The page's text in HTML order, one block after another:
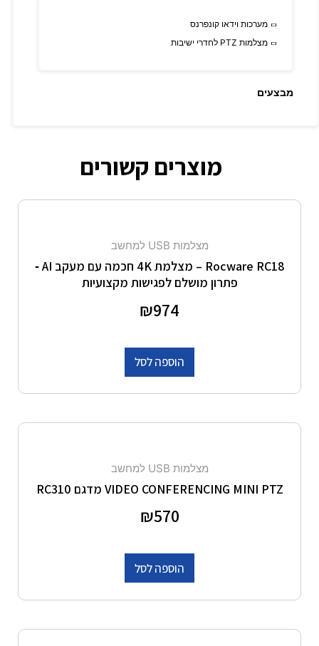
מערכות וידאו קונפרנס
מצלמות PTZ לחדרי ישיבות
מבצעים
מוצרים קשורים
מצלמות USB למחשב
Rocware RC18 – מצלמת 4K חכמה עם מעקב AI ‑
פתרון מושלם לפגישות מקצועיות
₪974
הוספה לסל
מצלמות USB למחשב
VIDEO CONFERENCING MINI PTZ מדגם RC310
₪570
הוספה לסל